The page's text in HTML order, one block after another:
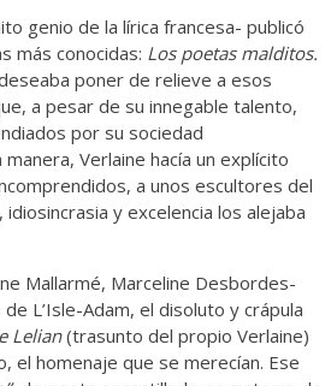
genio de la lírica francesa- publicó
más conocidas: Los poetas malditos.
poner de relieve a esos
a pesar de su innegable talento,
por su sociedad
Verlaine hacía un explícito
a unos escultores del
y excelencia los alejaba
Mallarmé, Marceline Desbordes-
L’Isle-Adam, el disoluto y crápula
Lelian(trasunto del propio Verlaine)
el homenaje que se merecían. Ese